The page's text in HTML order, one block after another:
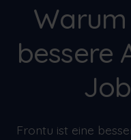
bessere
Frontu ist eine